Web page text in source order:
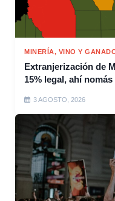
MINERÍA, VINO Y
Extranjerización de
15% legal, ahí
3 AGOSTO, 2026